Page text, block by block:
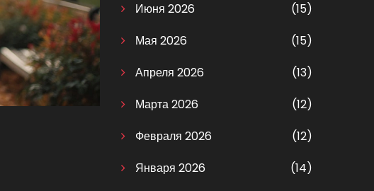
Июня 2026
(15)
Мая 2026
(15)
Апреля 2026
(13)
Марта 2026
(12)
Февраля 2026
(12)
Января 2026
(14)